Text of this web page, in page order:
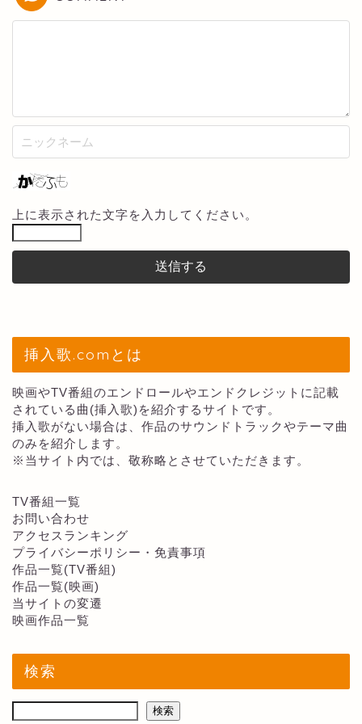
上に表示された文字を入力してください。
挿入歌.comとは
映画やTV番組のエンドロールやエンドクレジットに記載
されている曲(挿入歌)を紹介するサイトです。
挿入歌がない場合は、作品のサウンドトラックやテーマ曲
のみを紹介します。
※当サイト内では、敬称略とさせていただきます。
TV番組一覧
お問い合わせ
アクセスランキング
プライバシーポリシー・免責事項
作品一覧(TV番組)
作品一覧(映画)
当サイトの変遷
映画作品一覧
検索
検索